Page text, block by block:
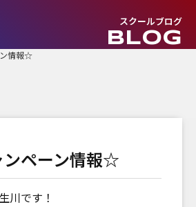
スクールブログ
BLOG
情報☆
ペーン情報☆
川です！